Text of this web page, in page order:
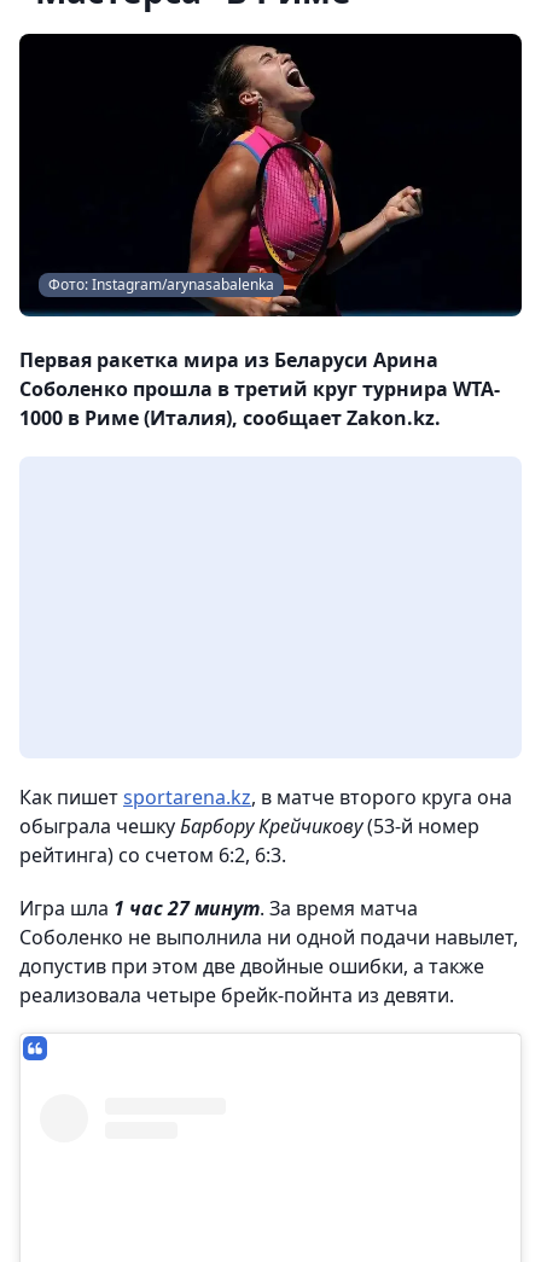
Фото: Instagram/arynasabalenka
Первая ракетка мира из Беларуси Арина
Соболенко прошла в третий круг турнира WTA-
1000 в Риме (Италия), сообщает Zakon.kz.
Как пишетsportarena.kz, в матче второго круга она
обыграла чешкуБарбору Крейчикову(53-й номер
рейтинга) со счетом 6:2, 6:3.
Игра шла 1 час 27 минут. За время матча
Соболенко не выполнила ни одной подачи навылет,
допустив при этом две двойные ошибки, а также
реализовала четыре брейк-пойнта из девяти.